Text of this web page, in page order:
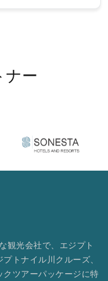
ナー
光会社で、エジプト
トナイル川クルーズ、
ツアーパッケージに特